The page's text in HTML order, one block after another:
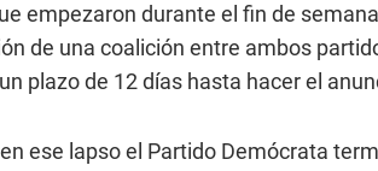
empezaron durante el fin de
de una coalición entre ambos
plazo de 12 días hasta hacer el
ese lapso el Partido Demócrata